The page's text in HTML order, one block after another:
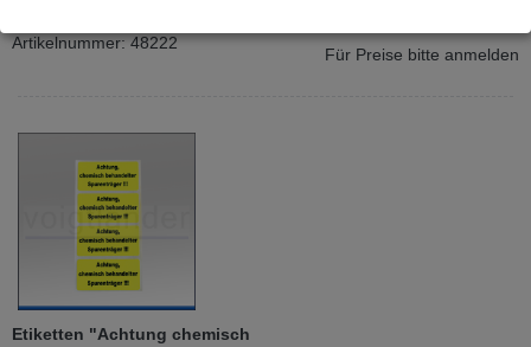
Artikelnummer: 48222
Für Preise bitte anmelden
Etiketten "Achtung chemisch